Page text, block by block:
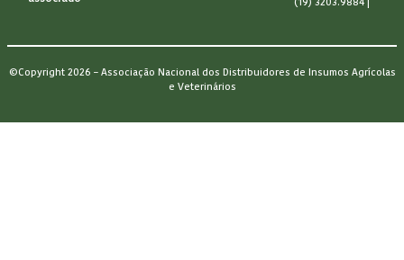
(19) 3203.9884 |
©Copyright 2026 – Associação Nacional dos Distribuidores de Insumos Agrícolas
e Veterinários